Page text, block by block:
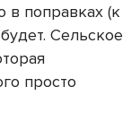
в поправках (к
Сельское
просто